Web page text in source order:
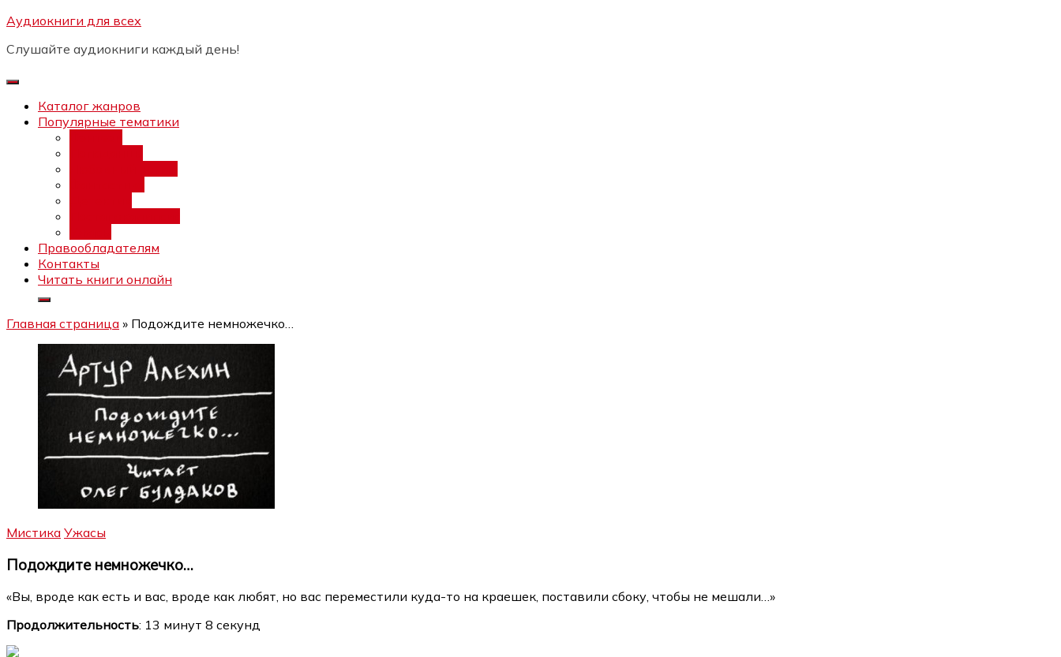
Перейти
содержимому
Аудиокниги для всех
Слушайте аудиокниги каждый день!
Каталог жанров
Популярные тематики
Правообладателям
Контакты
Читать книги онлайн
Главная страница » Подождите немножечко…
Мистика Ужасы
Подождите немножечко…
«Вы, вроде как есть и вас, вроде как любят, но вас переместили куда-то на краешек, поставили сбоку, чтобы не мешали…»
Продолжительность: 13 минут 8 секунд